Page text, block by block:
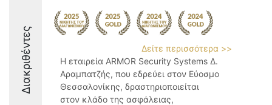
Διακριθέντες
Δείτε περισσότερα >>
Η εταιρεία ARMOR Security Systems Δ.
Αραμπατζής, που εδρεύει στον Εύοσμο
Θεσσαλονίκης, δραστηριοποιείται
στον κλάδο της ασφάλειας,